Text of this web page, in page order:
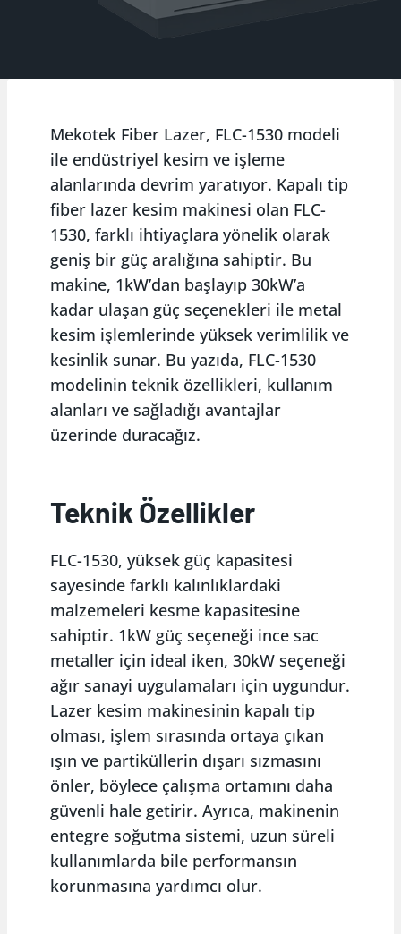
Mekotek Fiber Lazer, FLC-1530 modeli
ile endüstriyel kesim ve işleme
alanlarında devrim yaratıyor. Kapalı tip
fiber lazer kesim makinesi olan FLC-
1530, farklı ihtiyaçlara yönelik olarak
geniş bir güç aralığına sahiptir. Bu
makine, 1kW’dan başlayıp 30kW’a
kadar ulaşan güç seçenekleri ile metal
kesim işlemlerinde yüksek verimlilik ve
kesinlik sunar. Bu yazıda, FLC-1530
modelinin teknik özellikleri, kullanım
alanları ve sağladığı avantajlar
üzerinde duracağız.
Teknik Özellikler
FLC-1530, yüksek güç kapasitesi
sayesinde farklı kalınlıklardaki
malzemeleri kesme kapasitesine
sahiptir. 1kW güç seçeneği ince sac
metaller için ideal iken, 30kW seçeneği
ağır sanayi uygulamaları için uygundur.
Lazer kesim makinesinin kapalı tip
olması, işlem sırasında ortaya çıkan
ışın ve partiküllerin dışarı sızmasını
önler, böylece çalışma ortamını daha
güvenli hale getirir. Ayrıca, makinenin
entegre soğutma sistemi, uzun süreli
kullanımlarda bile performansın
korunmasına yardımcı olur.